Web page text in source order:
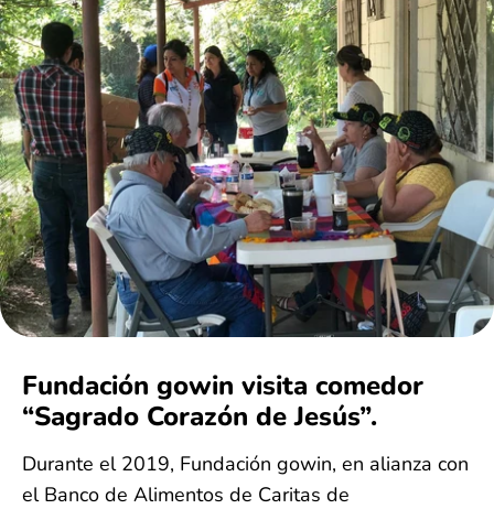
Fundación gowin visita comedor
“Sagrado Corazón de Jesús”.
Durante el 2019, Fundación gowin, en alianza con
el Banco de Alimentos de Caritas de